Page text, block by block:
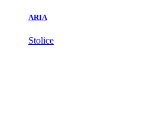
ARIA
Stolice